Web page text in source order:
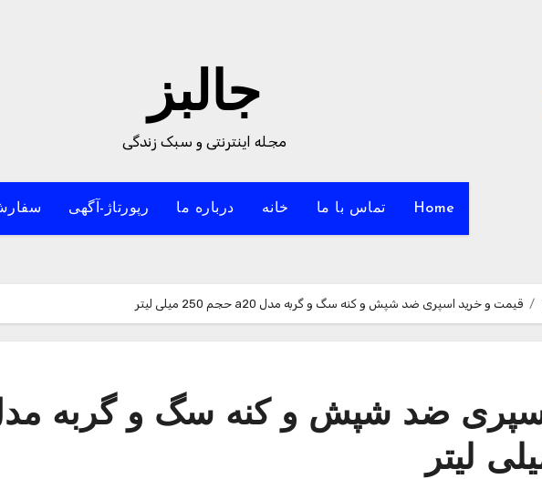
جالبز
مجله اینترنتی و سبک زندگی
Home تماس با ما خانه درباره ما رپورتاژ-آگهی
قیمت و خرید اسپری ضد شپش و کنه سگ و گربه مدل a20 حجم 250 میلی لیتر